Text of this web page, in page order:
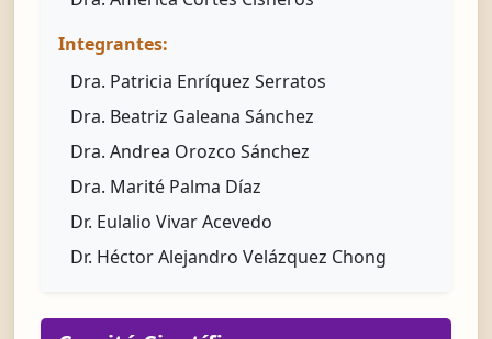
Integrantes:
Dra. Patricia Enríquez Serratos
Dra. Beatriz Galeana Sánchez
Dra. Andrea Orozco Sánchez
Dra. Marité Palma Díaz
Dr. Eulalio Vivar Acevedo
Dr. Héctor Alejandro Velázquez Chong